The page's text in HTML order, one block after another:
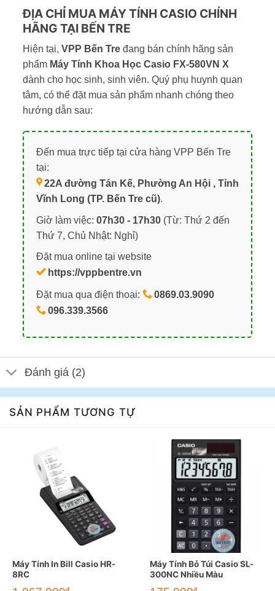
ĐỊA CHỈ MUA MÁY TÍNH CASIO CHÍNH
HÃNG TẠI BẾN TRE
Hiện tại, VPP Bến Tređang bán chính hãng sản
phẩm Máy Tính Khoa Học Casio FX-580VN X
dành cho học sinh, sinh viên. Quý phụ huynh quan
tâm, có thể đặt mua sản phẩm nhanh chóng theo
hướng dẫn sau:
Đến mua trực tiếp tại cửa hàng VPP Bến Tre
tại:
22A đường Tán Kế, Phường An Hội , Tỉnh
Vĩnh Long (TP. Bến Tre cũ).
Giờ làm việc: 07h30 - 17h30(Từ: Thứ 2 đến
Thứ 7, Chủ Nhật: Nghỉ)
Đặt mua online tại website
https://vppbentre.vn
Đặt mua qua điện thoại:
0869.03.9090
096.339.3566
Đánh giá (2)
SẢN PHẨM TƯƠNG TỰ
Máy Tính In Bill Casio HR-
8RC
đ
Máy Tính Bỏ Túi Casio SL-
300NC Nhiều Màu
đ